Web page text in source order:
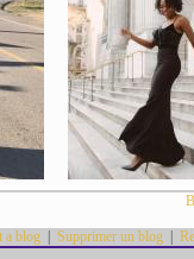
a blog Supprimer un blog